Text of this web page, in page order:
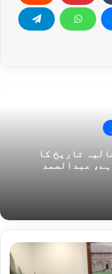
تاریخ کا
عبدالصمد